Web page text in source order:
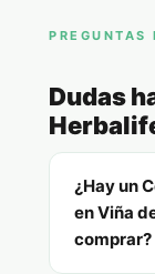
PREGUNTAS
Dudas
¿Hay un
en Viña
comprar?